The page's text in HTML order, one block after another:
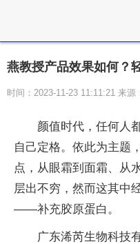
燕教授产品效果如何？
时间：2023-11-23 11:11:21 来源
颜值时代，任何人
自己定格。依此为主题
点，从眼霜到面霜、从
层出不穷，然而这其中
——补充胶原蛋白。
广东浠芮生物科技